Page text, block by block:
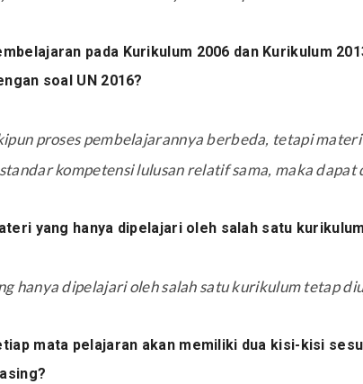
pada Kurikulum 2006 dan Kurikulum
soal UN 2016?
proses pembelajarannya berbeda, tetapi
kompetensi lulusan relatif sama, maka dapat
yang hanya dipelajari oleh salah satu
hanya dipelajari oleh salah satu kurikulum tetap
mata pelajaran akan memiliki dua kisi-kisi